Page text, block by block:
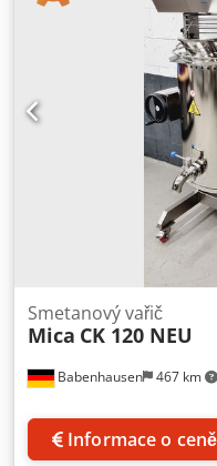
vozíkové pece, etážové
pece, pekařské stroje,
na koláče, linky na
mixéry, válečky, stroje
naše inzeráty.
Babenhausen 467 km
Smetanový vařič
Mica CK 120 NEU
Informace o ceně